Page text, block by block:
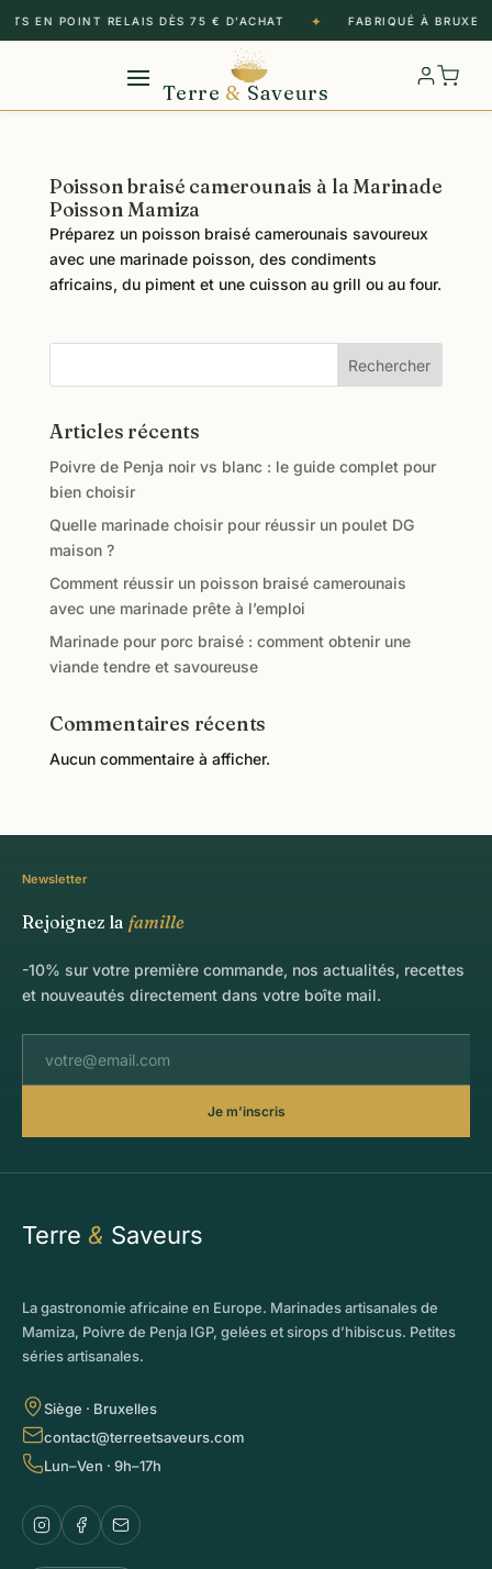
EN POINT RELAIS DÈS 75 € D’ACHAT ✦ FABRIQUÉ À
Terre & Saveurs
Poisson braisé camerounais à la Marinade
Poisson Mamiza
Préparez un poisson braisé camerounais savoureux
avec une marinade poisson, des condiments
africains, du piment et une cuisson au grill ou au four.
Rechercher
Articles récents
Poivre de Penja noir vs blanc : le guide complet pour
bien choisir
Quelle marinade choisir pour réussir un poulet DG
maison ?
Comment réussir un poisson braisé camerounais
avec une marinade prête à l’emploi
Marinade pour porc braisé : comment obtenir une
viande tendre et savoureuse
Commentaires récents
Aucun commentaire à afficher.
Newsletter
Rejoignez la famille
-10% sur votre première commande, nos actualités, recettes
et nouveautés directement dans votre boîte mail.
Je m’inscris
Terre & Saveurs
La gastronomie africaine en Europe. Marinades artisanales de
Mamiza, Poivre de Penja IGP, gelées et sirops d’hibiscus. Petites
séries artisanales.
Siège · Bruxelles
contact@terreetsaveurs.com
Lun–Ven · 9h–17h